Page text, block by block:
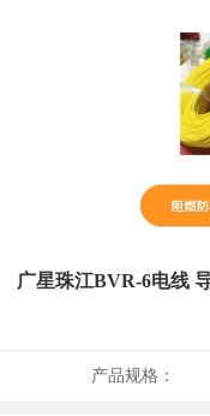
广星珠江BVR-6电线
产品规格：